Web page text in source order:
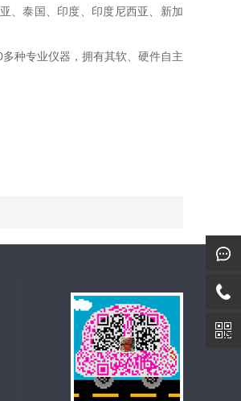
、泰国、印度、印度尼西亚、新加
种专业仪器，拥有其软、硬件自主